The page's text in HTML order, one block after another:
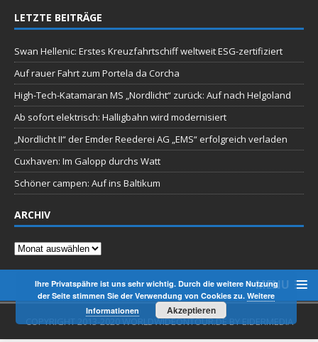
LETZTE BEITRÄGE
Swan Hellenic: Erstes Kreuzfahrtschiff weltweit ESG-zertifiziert
Auf rauer Fahrt zum Portela da Corcha
High-Tech-Katamaran MS „Nordlicht“ zurück: Auf nach Helgoland
Ab sofort elektrisch: Halligbahn wird modernisiert
„Nordlicht II“ der Emder Reederei AG „EMS“ erfolgreich verladen
Cuxhaven: Im Galopp durchs Watt
Schöner campen: Auf ins Baltikum
ARCHIV
Archiv
MENU
COPYRIGHT 2013-2020 WORLDWIDEONTOUR.DE BY EIDERMEDIA
Ihre Privatspähre ist uns sehr wichtig. Durch die weitere Nutzung
der Seite stimmen Sie der Verwendung von Cookies zu.Weitere
Informationen
Akzeptieren